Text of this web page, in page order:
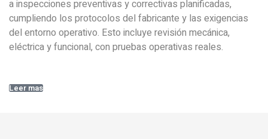
a inspecciones preventivas y correctivas planificadas,
cumpliendo los protocolos del fabricante y las exigencias
del entorno operativo. Esto incluye revisión mecánica,
eléctrica y funcional, con pruebas operativas reales.
Leer mas